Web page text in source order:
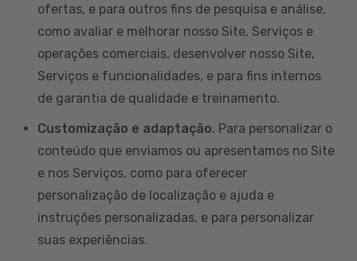
ofertas, e para outros fins de pesquisa e análise,
como avaliar e melhorar nosso Site, Serviços e
operações comerciais, desenvolver nosso Site,
Serviços e funcionalidades, e para fins internos
de garantia de qualidade e treinamento.
Customização e adaptação. Para personalizar o
conteúdo que enviamos ou apresentamos no Site
e nos Serviços, como para oferecer
personalização de localização e ajuda e
instruções personalizadas, e para personalizar
suas experiências.